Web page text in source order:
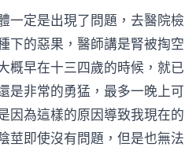
一定是出現了問題，去醫院檢
下的惡果，醫師講是腎被掏空
概早在十三四歲的時候，就已
是非常的勇猛，最多一晚上可
因為這樣的原因導致我現在的
莖即使沒有問題，但是也無法